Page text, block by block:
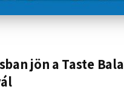
jön a Taste